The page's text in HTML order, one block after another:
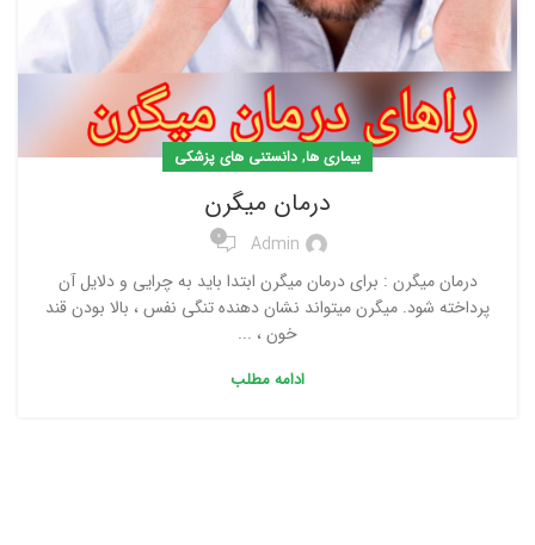
بیماری ها, دانستنی های پزشکی
درمان میگرن
Admin
0
درمان میگرن : برای درمان میگرن ابتدا باید به چرایی و دلایل آن
پرداخته شود. میگرن میتواند نشان دهنده تنگی نفس ، بالا بودن قند
خون ، ...
ادامه مطلب